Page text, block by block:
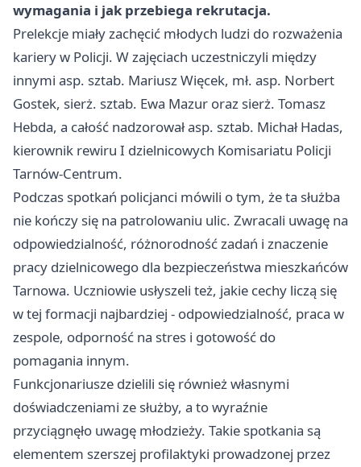
wymagania i jak przebiega rekrutacja.
Prelekcje miały zachęcić młodych ludzi do rozważenia
kariery w Policji. W zajęciach uczestniczyli między
innymi asp. sztab. Mariusz Więcek, mł. asp. Norbert
Gostek, sierż. sztab. Ewa Mazur oraz sierż. Tomasz
Hebda, a całość nadzorował asp. sztab. Michał Hadas,
kierownik rewiru I dzielnicowych Komisariatu Policji
Tarnów-Centrum.
Podczas spotkań policjanci mówili o tym, że ta służba
nie kończy się na patrolowaniu ulic. Zwracali uwagę na
odpowiedzialność, różnorodność zadań i znaczenie
pracy dzielnicowego dla bezpieczeństwa mieszkańców
Tarnowa. Uczniowie usłyszeli też, jakie cechy liczą się
w tej formacji najbardziej - odpowiedzialność, praca w
zespole, odporność na stres i gotowość do
pomagania innym.
Funkcjonariusze dzielili się również własnymi
doświadczeniami ze służby, a to wyraźnie
przyciągnęło uwagę młodzieży. Takie spotkania są
elementem szerszej profilaktyki prowadzonej przez